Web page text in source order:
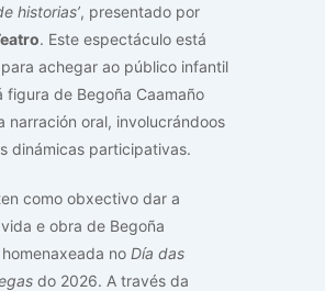
historias’, presentado por
. Este espectáculo está
achegar ao público infantil
figura de Begoña Caamaño
narración oral, involucrándoos
dinámicas participativas.
como obxectivo dar a
e obra de Begoña
no Día das
do 2026. A través da